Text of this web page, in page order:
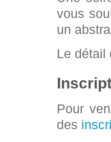
vous
un
Le détail
Pour
des